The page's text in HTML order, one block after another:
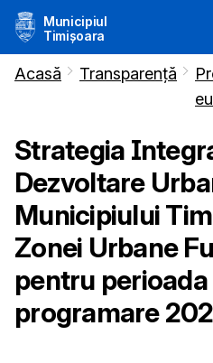
Municipiul
Timișoara
Acasă Transparență
Strategia
Dezvoltare
Municipiului
Zonei Urbane
pentru perioada
programare